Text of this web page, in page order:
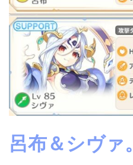
呂布＆シヴァ。